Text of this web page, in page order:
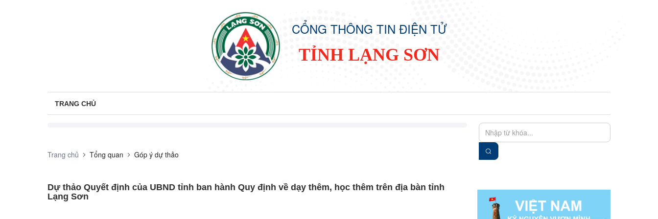
CỔNG THÔNG TIN ĐIỆN TỬ
TỈNH LẠNG SƠN
TRANG CHỦ
Trang chủ Tổng quan Góp ý dự thảo
Dự thảo Quyết định của UBND tỉnh ban hành Quy định về dạy thêm, học thêm trên địa bàn tỉnh
Lạng Sơn